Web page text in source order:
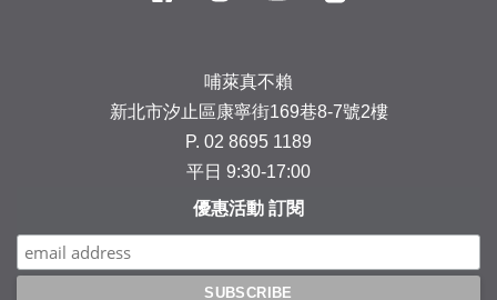
哺萊真不賴
新北市汐止區康寧街169巷8-7號2樓
P. 02 8695 1189
平日 9:30-17:00
優惠活動 訂閱